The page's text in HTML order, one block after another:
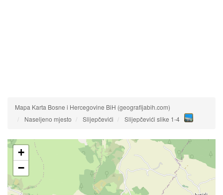
Mapa Karta Bosne i Hercegovine BiH (geografijabih.com)
Naseljeno mjesto
Slijepčevići Slijepčevići slike 1-4
+
−